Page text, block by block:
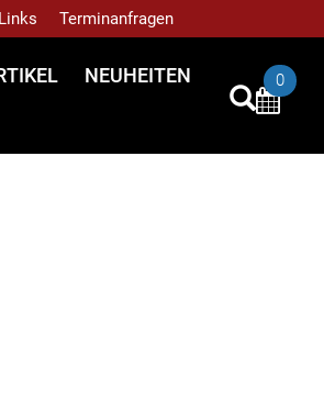
Links Terminanfragen
NEUHEITEN 0